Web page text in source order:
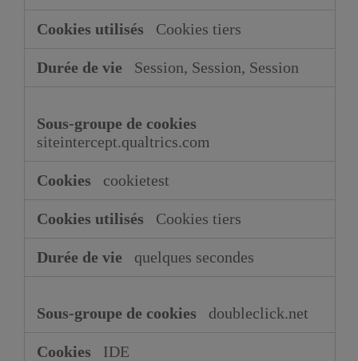
Cookies tiers
Session, Session, Session
siteintercept.qualtrics.com
cookietest
Cookies tiers
quelques secondes
doubleclick.net
IDE